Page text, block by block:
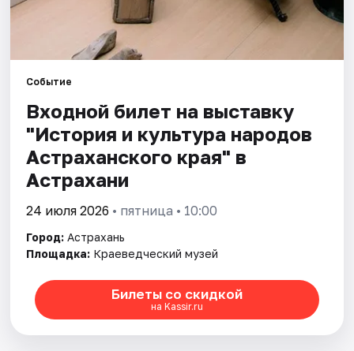
Событие
Входной билет на выставку
"История и культура народов
Астраханского края" в
Астрахани
24 июля 2026 • пятница • 10:00
Город: Астрахань
Площадка: Краеведческий музей
Билеты со скидкой
на Kassir.ru